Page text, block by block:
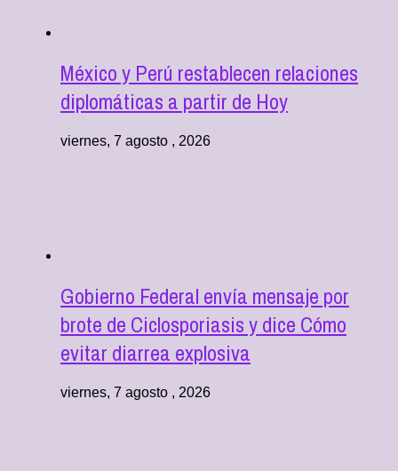
México y Perú restablecen relaciones
diplomáticas a partir de Hoy
viernes, 7 agosto , 2026
Gobierno Federal envía mensaje por
brote de Ciclosporiasis y dice Cómo
evitar diarrea explosiva
viernes, 7 agosto , 2026